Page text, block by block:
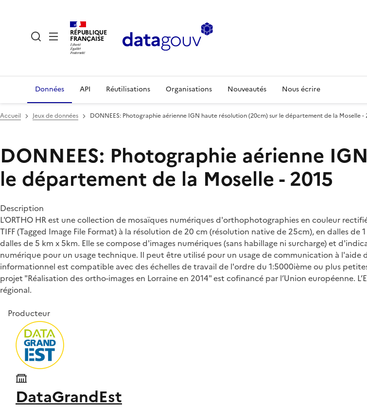
RÉPUBLIQUE
FRANÇAISE
Données API Réutilisations Organisations Nouveautés Nous écrire
Accueil Jeux de données DONNEES: Photographie aérienne IGN haute résolution (20cm) sur le département de la Moselle -
DONNEES: Photographie aérienne
le département de la Moselle - 2015
Description
L'ORTHO HR est une collection de mosaïques numériques d'orthophotographies en couleur
TIFF (Tagged Image File Format) à la résolution de 20 cm (résolution native de 25cm), en dalles
dalles de 5 km x 5km. Elle se compose d'images numériques (sans habillage ni surcharge) et
numérique pour un usage technique. Il peut être utilisé pour un usage de communication à
informationnel est compatible avec des échelles de travail de l'ordre du 1:5000ième ou plus
projet "Réalisation des ortho-images en Lorraine en 2014" est cofinancé par l’Union européenne.
régional.
Producteur
DataGrandEst